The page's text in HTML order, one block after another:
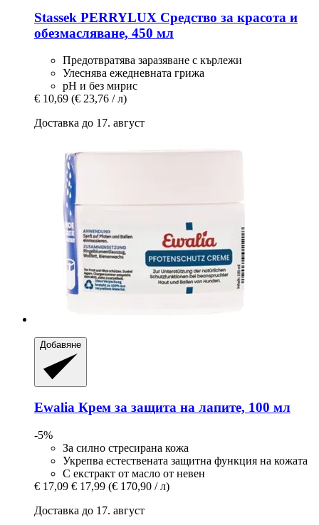
Stassek PERRYLUX Средство за красота и
обезмасляване, 450 мл
Предотвратява заразяване с кърлежи
Улеснява ежедневната грижа
рН и без мирис
€ 10,69 (€ 23,76 / л)
Доставка до 17. август
Добавяне
Ewalia Крем за защита на лапите, 100 мл
-5%
За силно стресирана кожа
Укрепва естествената защитна функция на кожата
С екстракт от масло от невен
€ 17,09 € 17,99 (€ 170,90 / л)
Доставка до 17. август